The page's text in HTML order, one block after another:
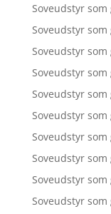
Soveudstyr som
Soveudstyr som
Soveudstyr som
Soveudstyr som
Soveudstyr som
Soveudstyr som
Soveudstyr som
Soveudstyr som
Soveudstyr som
Soveudstyr som